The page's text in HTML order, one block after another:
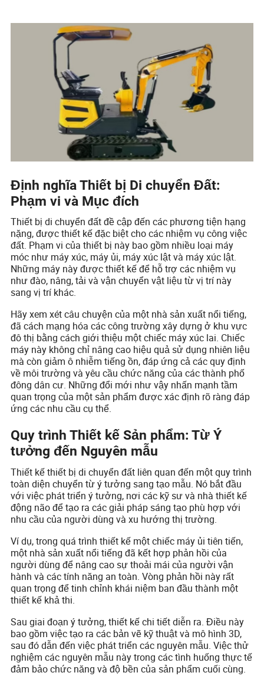
Định nghĩa Thiết bị Di chuyển Đất:
Phạm vi và Mục đích
Thiết bị di chuyển đất đề cập đến các phương tiện hạng
nặng, được thiết kế đặc biệt cho các nhiệm vụ công việc
đất. Phạm vi của thiết bị này bao gồm nhiều loại máy
móc như máy xúc, máy ủi, máy xúc lật và máy xúc lật.
Những máy này được thiết kế để hỗ trợ các nhiệm vụ
như đào, nâng, tải và vận chuyển vật liệu từ vị trí này
sang vị trí khác.
Hãy xem xét câu chuyện của một nhà sản xuất nổi tiếng,
đã cách mạng hóa các công trường xây dựng ở khu vực
đô thị bằng cách giới thiệu một chiếc máy xúc lai. Chiếc
máy này không chỉ nâng cao hiệu quả sử dụng nhiên liệu
mà còn giảm ô nhiễm tiếng ồn, đáp ứng cả các quy định
về môi trường và yêu cầu chức năng của các thành phố
đông dân cư. Những đổi mới như vậy nhấn mạnh tầm
quan trọng của một sản phẩm được xác định rõ ràng đáp
ứng các nhu cầu cụ thể.
Quy trình Thiết kế Sản phẩm: Từ Ý
tưởng đến Nguyên mẫu
Thiết kế thiết bị di chuyển đất liên quan đến một quy trình
toàn diện chuyển từ ý tưởng sang tạo mẫu. Nó bắt đầu
với việc phát triển ý tưởng, nơi các kỹ sư và nhà thiết kế
động não để tạo ra các giải pháp sáng tạo phù hợp với
nhu cầu của người dùng và xu hướng thị trường.
Ví dụ, trong quá trình thiết kế một chiếc máy ủi tiên tiến,
một nhà sản xuất nổi tiếng đã kết hợp phản hồi của
người dùng để nâng cao sự thoải mái của người vận
hành và các tính năng an toàn. Vòng phản hồi này rất
quan trọng để tinh chỉnh khái niệm ban đầu thành một
thiết kế khả thi.
Sau giai đoạn ý tưởng, thiết kế chi tiết diễn ra. Điều này
bao gồm việc tạo ra các bản vẽ kỹ thuật và mô hình 3D,
sau đó dẫn đến việc phát triển các nguyên mẫu. Việc thử
nghiệm các nguyên mẫu này trong các tình huống thực tế
đảm bảo chức năng và độ bền của sản phẩm cuối cùng.